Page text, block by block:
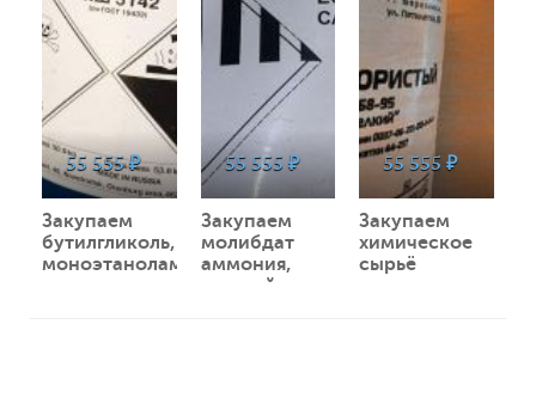
55 555 ₽
Закупаем
бутилгликоль,
моноэтаноламин,
55 555 ₽
Закупаем
молибдат
аммония,
медный
55 555 ₽
Закупаем
химическое
сырьё